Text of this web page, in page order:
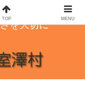
を大切に
TOP MENU